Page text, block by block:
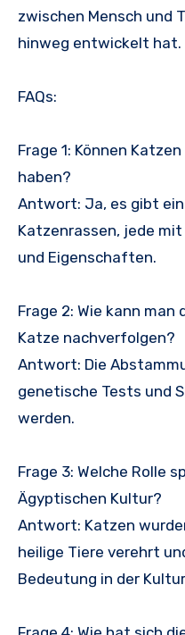
zwischen Mensch und
hinweg entwickelt hat.
FAQs:
Frage 1: Können
haben?
Antwort: Ja, es gibt
Katzenrassen, jede
und Eigenschaften.
Frage 2: Wie kann
Katze nachverfolgen?
Antwort: Die
genetische Tests und
werden.
Frage 3: Welche Rolle
Ägyptischen Kultur?
Antwort: Katzen
heilige Tiere verehrt
Bedeutung in der